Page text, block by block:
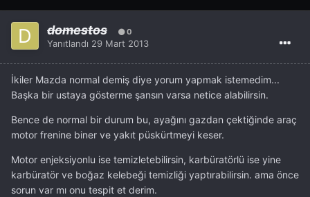
domestos 0
Yanıtlandı 29 Mart 2013
İkiler Mazda normal demiş diye yorum yapmak istemedim...
Başka bir ustaya gösterme şansın varsa netice alabilirsin.
Bence de normal bir durum bu, ayağını gazdan çektiğinde araç
motor frenine biner ve yakıt püskürtmeyi keser.
Motor enjeksiyonlu ise temizletebilirsin, karbüratörlü ise yine
karbüratör ve boğaz kelebeği temizliği yaptırabilirsin. ama önce
sorun var mı onu tespit et derim.